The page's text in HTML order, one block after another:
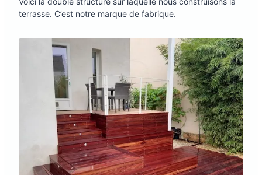
terrasse. C’est notre marque de fabrique.